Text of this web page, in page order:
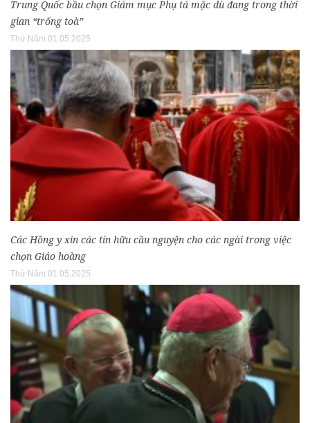
Trung Quốc bầu chọn Giám mục Phụ tá mặc dù đang trong thời
gian “trống toà”
Thứ Năm 01.05.2025
Các Hồng y xin các tín hữu cầu nguyện cho các ngài trong việc
chọn Giáo hoàng
Thứ Năm 01.05.2025